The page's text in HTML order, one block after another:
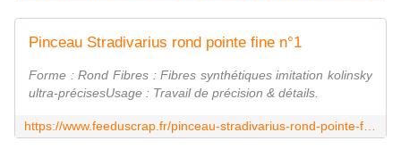
Pinceau Stradivarius rond pointe fine n°1
Forme : Rond Fibres : Fibres synthétiques imitation kolinsky
ultra-précisesUsage : Travail de précision & détails.